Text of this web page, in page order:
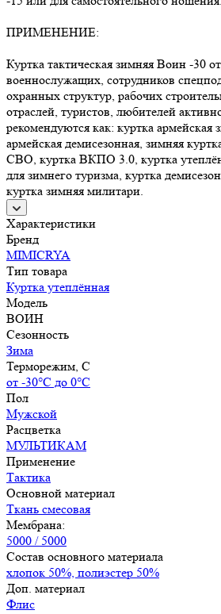
ПРИМЕНЕНИЕ:
Куртка тактическая зимняя Воин -30
военнослужащих, сотрудников
охранных структур, рабочих
отраслей, туристов, любителей
рекомендуются как: куртка армейская
армейская демисезонная, зимняя
СВО, куртка ВКПО 3.0, куртка
для зимнего туризма, куртка
куртка зимняя милитари.
Характеристики
Бренд
MIMICRYA
Тип товара
Куртка утеплённая
Модель
ВОИН
Сезонность
Зима
Терморежим, C
от -30°С до 0°С
Пол
Мужской
Расцветка
МУЛЬТИКАМ
Применение
Тактика
Основной материал
Ткань смесовая
Мембрана:
5000 / 5000
Состав основного материала
хлопок 50%, полиэстер 50%
Доп. материал
Флис